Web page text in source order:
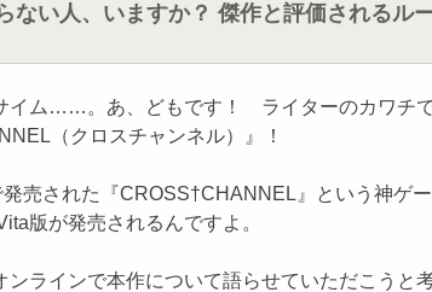
ない人、いますか？ 傑作と評価されるル
ム……。あ、どもです！ ライターのカワチで
（クロスチャンネル）』！
売された『CROSS†CHANNEL』という神
版が発売されるんですよ。
ラインで本作について語らせていただこうと考